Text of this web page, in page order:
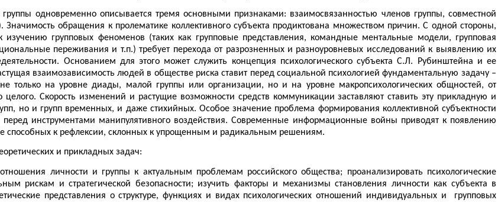
одновременно описывается тремя основными признаками: взаимосвязанностью членов группы, совместной
обращения к пролематике коллективного субъекта продиктована множеством причин. С одной стороны,
групповых феноменов (таких как групповые представления, командные ментальные модели, групповая
переживания и т.п.) требует перехода от разрозненных и разноуровневых исследований к выявлению их
Основанием для этого может служить концепция психологического субъекта С.Л. Рубинштейна и ее
взаимозависимость людей в обществе риска ставит перед социальной психологией фундаментальную задачу –
только на уровне диады, малой группы или организации, но и на уровне макропсихологических общностей, от
целого. Скорость изменений и растущие возможности средств коммуникации заставляют ставить эту прикладную и
но и групп временных, и даже стихийных. Особое значение проблема формирования коллективной субъектности
инструментами манипулятивного воздействия. Современные информационные войны приводят к появлению
способных к рефлексии, склонных к упрощенным и радикальным решениям.
и прикладных задач:
личности и группы к актуальным проблемам российского общества; проанализировать психологические
рискам и стратегической безопасности; изучить факторы и механизмы становления личности как субъекта в
представления о структуре, функциях и видах психологических отношений индивидуальных и
групповых